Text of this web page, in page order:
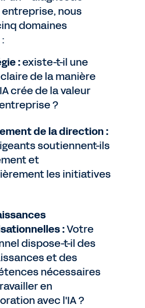
nous
domaines
:existe-t-il une
de la manière
crée de la valeur
?
de la direction :
soutiennent-ils
et
les initiatives
:Votre
dispose-t-il des
et des
nécessaires
en
avec l'IA ?